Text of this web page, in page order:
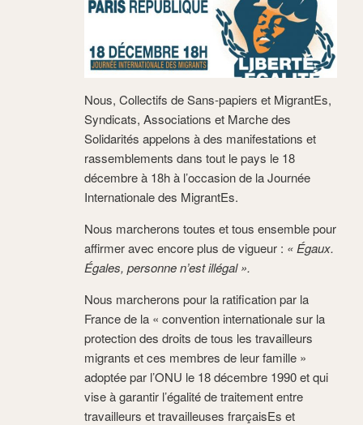
Nous, Collectifs de Sans-papiers et MigrantEs,
Syndicats, Associations et Marche des
Solidarités appelons à des manifestations et
rassemblements dans tout le pays le 18
décembre à 18h à l’occasion de la Journée
Internationale des MigrantEs.
Nous marcherons toutes et tous ensemble pour
affirmer avec encore plus de vigueur : « Égaux.
Égales, personne n’est illégal ».
Nous marcherons pour la ratification par la
France de la « convention internationale sur la
protection des droits de tous les travailleurs
migrants et ces membres de leur famille »
adoptée par l’ONU le 18 décembre 1990 et qui
vise à garantir l’égalité de traitement entre
travailleurs et travailleuses frarçaisEs et